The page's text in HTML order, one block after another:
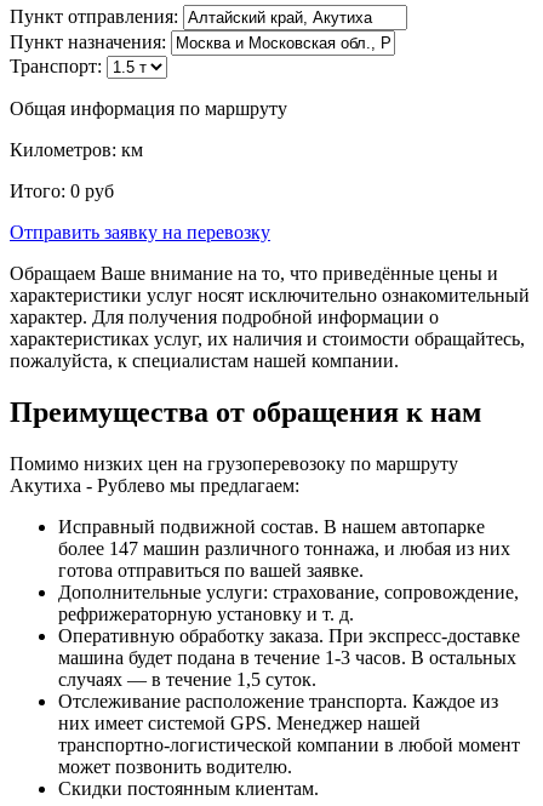
Пункт отправления:
Пункт назначения:
Транспорт:
Общая информация по маршруту
Километров: км
Итого: 0 руб
Отправить заявку на перевозку
Обращаем Ваше внимание на то, что приведённые цены и
характеристики услуг носят исключительно ознакомительный
характер. Для получения подробной информации о
характеристиках услуг, их наличия и стоимости обращайтесь,
пожалуйста, к специалистам нашей компании.
Преимущества от обращения к нам
Помимо низких цен на грузоперевозоку по маршруту
Акутиха - Рублево мы предлагаем:
Исправный подвижной состав. В нашем автопарке
более 147 машин различного тоннажа, и любая из них
готова отправиться по вашей заявке.
Дополнительные услуги: страхование, сопровождение,
рефрижераторную установку и т. д.
Оперативную обработку заказа. При экспресс-доставке
машина будет подана в течение 1-3 часов. В остальных
случаях — в течение 1,5 суток.
Отслеживание расположение транспорта. Каждое из
них имеет системой GPS. Менеджер нашей
транспортно-логистической компании в любой момент
может позвонить водителю.
Скидки постоянным клиентам.